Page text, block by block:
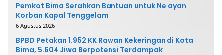
Pemkot Bima Serahkan Bantuan untuk Nelayan
Korban Kapal Tenggelam
6 Agustus 2026
BPBD Petakan 1.952 KK Rawan Kekeringan di Kota
Bima, 5.604 Jiwa Berpotensi Terdampak